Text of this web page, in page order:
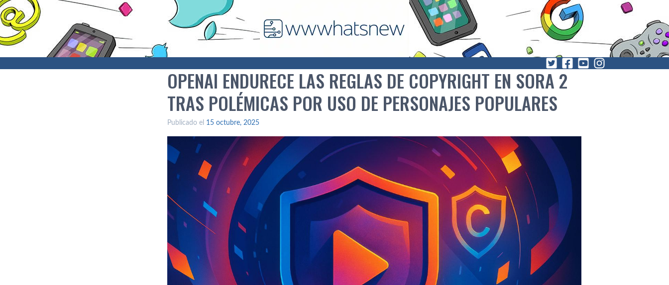
OPENAI ENDURECE LAS REGLAS DE COPYRIGHT EN SORA 2
TRAS POLÉMICAS POR USO DE PERSONAJES POPULARES
Publicado el 15 octubre, 2025